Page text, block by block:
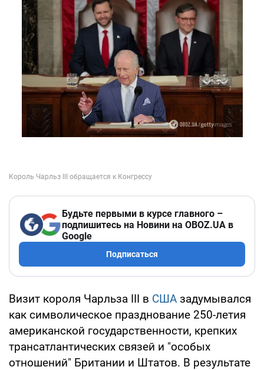
Будьте первыми в курсе главного –
подпишитесь на Новини на OBOZ.UA в
Google
Подписаться
Визит короля Чарльза III в США задумывался
как символическое празднование 250-летия
американской государственности, крепких
трансатлантических связей и "особых
отношений" Британии и Штатов. В результате